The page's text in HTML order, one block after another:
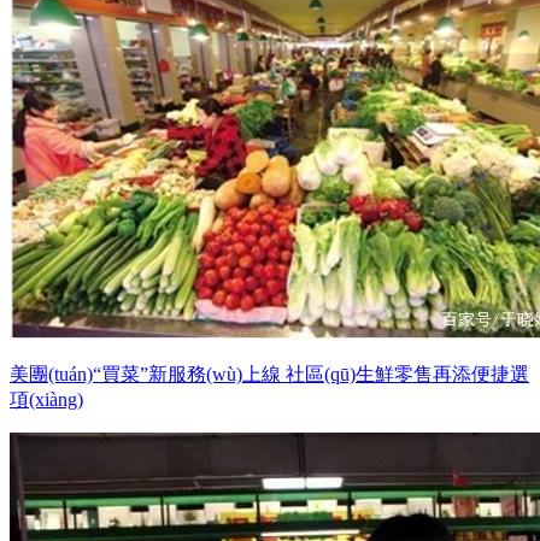
美團(tuán)“買菜”新服務(wù)上線 社區(qū)生鮮零售再添便捷選
項(xiàng)